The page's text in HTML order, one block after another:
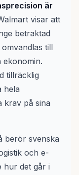
är
visar att
betraktad
till
ekonomin.
tillräcklig
hela
krav på sina
berör svenska
och e-
hur det går i